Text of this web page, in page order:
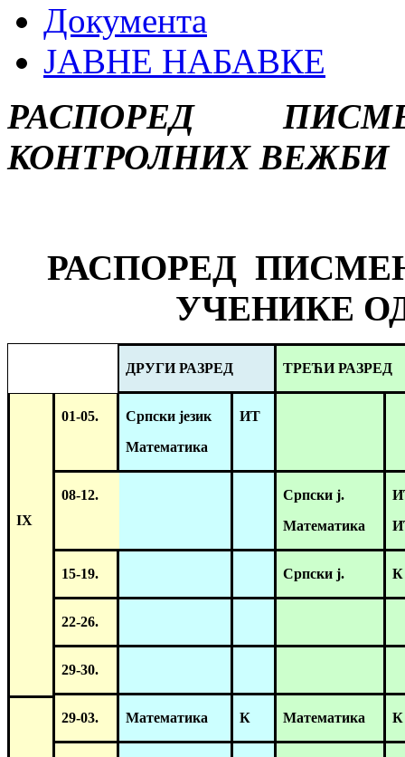
Документа
ЈАВНЕ НАБАВКЕ
РАСПОРЕД
КОНТРОЛНИХ ВЕЖБИ
РАСПОРЕД
УЧЕНИКЕ ОД
ДРУГИРАЗРЕД ТРЕЋИРАЗРЕД
IX
01-05.
Српски језик
Математика
ИТ
08-12.
Српски ј.
Математика
15-19. Српски ј. К
22-26.
29-30.
29-03. Математика К Математика К